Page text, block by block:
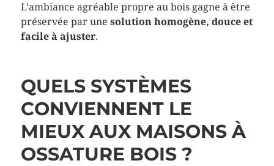
L’ambiance agréable propre au bois gagne à être
préservée par une solution homogène, douce et
facile à ajuster.
QUELS SYSTÈMES
CONVIENNENT LE
MIEUX AUX MAISONS À
OSSATURE BOIS ?